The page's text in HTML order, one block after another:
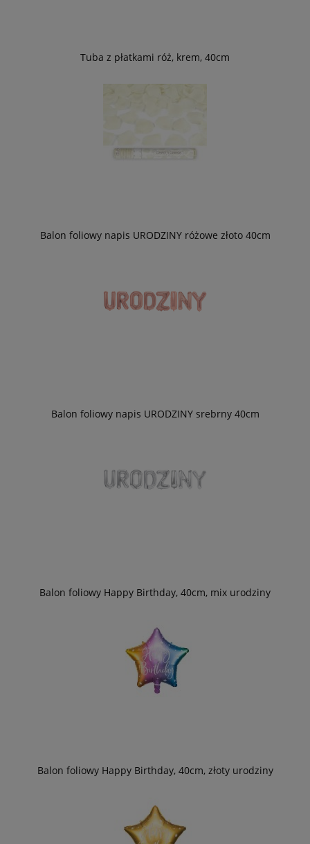
Tuba z płatkami róż, krem, 40cm
Balon foliowy napis URODZINY różowe złoto 40cm
Balon foliowy napis URODZINY srebrny 40cm
Balon foliowy Happy Birthday, 40cm, mix urodziny
Balon foliowy Happy Birthday, 40cm, złoty urodziny